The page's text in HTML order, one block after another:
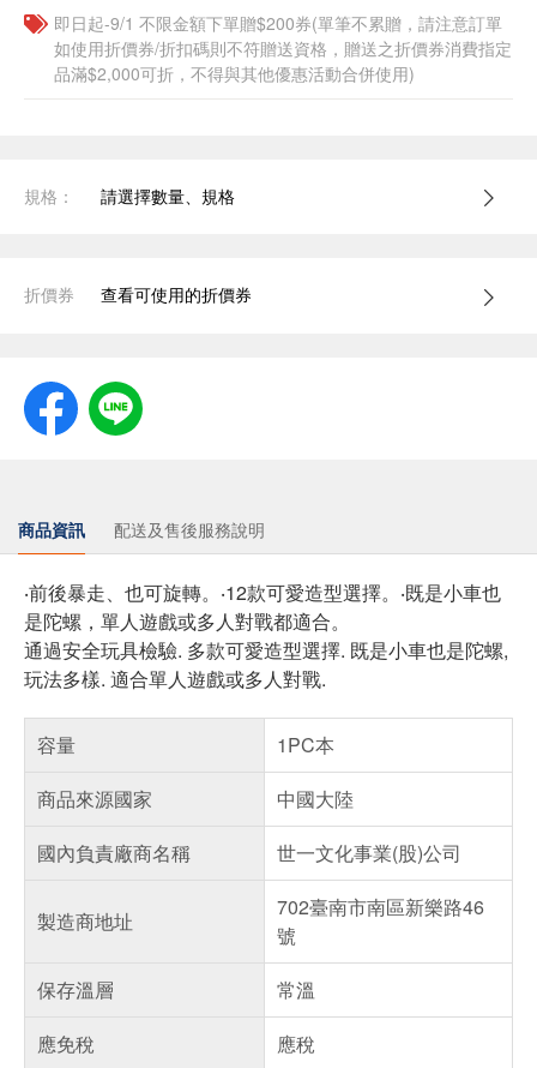
即日起-9/1 不限金額下單贈$200券(單筆不累贈，請注意訂單
如使用折價券/折扣碼則不符贈送資格，贈送之折價券消費指定
品滿$2,000可折，不得與其他優惠活動合併使用)
規格： 請選擇數量、規格
折價券 查看可使用的折價券
商品資訊 配送及售後服務說明
‧前後暴走、也可旋轉。‧12款可愛造型選擇。‧既是小車也
是陀螺，單人遊戲或多人對戰都適合。
通過安全玩具檢驗. 多款可愛造型選擇. 既是小車也是陀螺,
玩法多樣. 適合單人遊戲或多人對戰.
容量
1PC本
商品來源國家
中國大陸
國內負責廠商名稱
世一文化事業(股)公司
製造商地址
702臺南市南區新樂路46
號
保存溫層
常溫
應免稅
應稅